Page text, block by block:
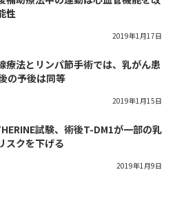
性
2019年1月17日
療法とリンパ節手術では、乳がん患
の予後は同等
2019年1月15日
試験、術後T-DM1が一部の乳
スクを下げる
2019年1月9日